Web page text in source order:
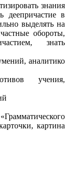
знания
деепричастие в
выделять на
обороты,
знать
аналитико
учения,
картина